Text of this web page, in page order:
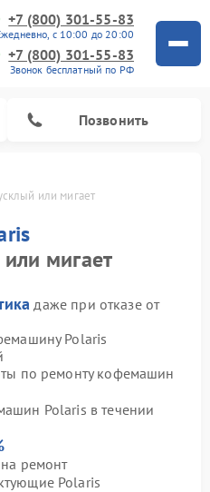
+7 (800) 301-55-83
с 10:00 до 20:00
+7 (800) 301-55-83
Звонок бесплатный по РФ
Позвонить
или мигает
мигает
даже при отказе от
Polaris
по ремонту кофемашин
Polaris в течении
ремонт
Polaris